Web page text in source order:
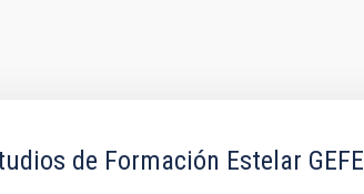
de Formación Estelar GEFE